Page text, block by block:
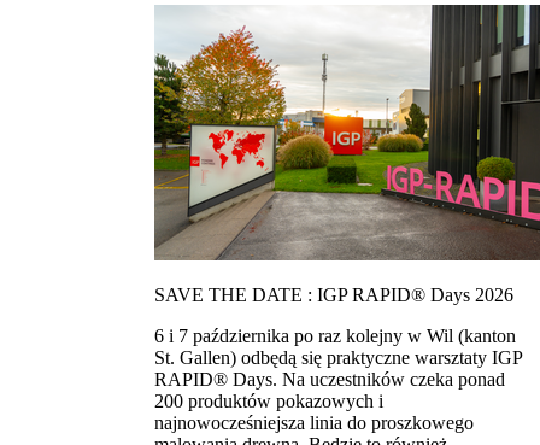
SAVE THE DATE : IGP RAPID® Days 2026
6 i 7 października po raz kolejny w Wil (kanton
St. Gallen) odbędą się praktyczne warsztaty IGP
RAPID® Days. Na uczestników czeka ponad
200 produktów pokazowych i
najnowocześniejsza linia do proszkowego